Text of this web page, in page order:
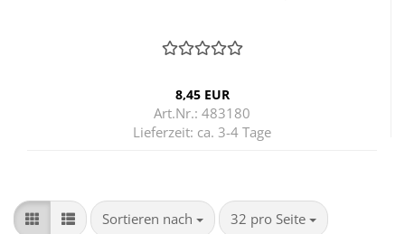
8,45 EUR
Art.Nr.: 483180
Lieferzeit: ca. 3-4 Tage
Sortieren nach
Sortieren nach 32 pro Seite
pro Seite